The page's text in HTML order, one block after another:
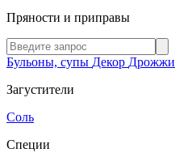
Пряности и приправы
Бульоны, супы Декор Дрожжи
Загустители
Соль
Специи